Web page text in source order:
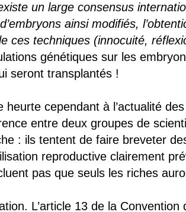
un large consensus
d’embryons ainsi modifiés,
ces techniques (innocuité,
génétiques sur les
seront transplantés !
heurte cependant à l’actualité
entre deux groupes de
: ils tentent de faire breveter
reproductive clairement
pas que seuls les riches
L’article 13 de la Convention